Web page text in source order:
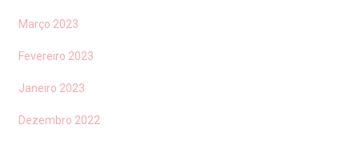
Março 2023
Fevereiro 2023
Janeiro 2023
Dezembro 2022